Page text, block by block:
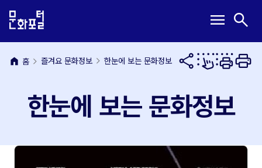
문
내
용
메
뉴
바
메
열
기
menu 검
열
기
search
home 홈 즐겨요 문화정보 한눈에 보는 문화정보
한눈에 보는 문화정보